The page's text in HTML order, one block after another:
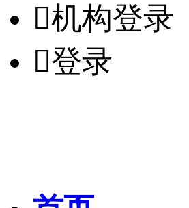
机构登录
登录